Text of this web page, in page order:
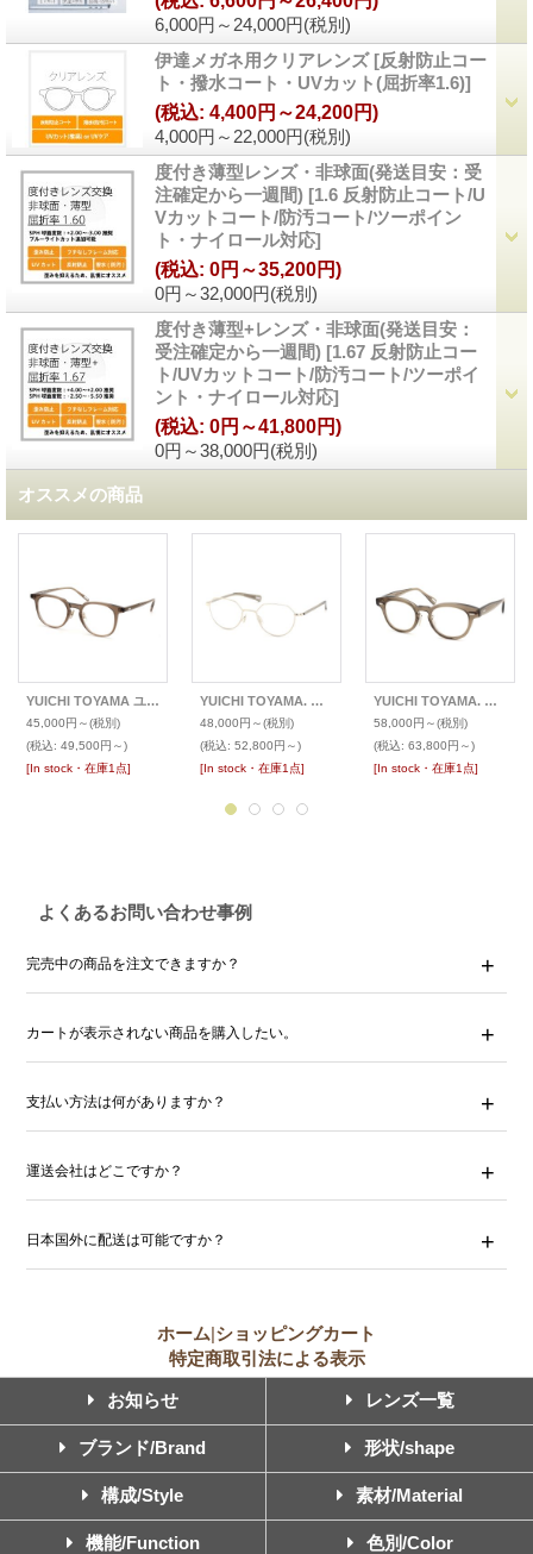
6,000円～24,000円(税別)
伊達メガネ用クリアレンズ [反射防止コー
ト・撥水コート・UVカット(屈折率1.6)]
4,000円～22,000円(税別)
(税込: 4,400円～24,200円)
度付き薄型レンズ・非球面(発送目安：受
注確定から一週間) [1.6 反射防止コート/U
Vカットコート/防汚コート/ツーポイン
ト・ナイロール対応]
0円～32,000円(税別)
(税込: 0円～35,200円)
度付き薄型+レンズ・非球面(発送目安：
受注確定から一週間) [1.67 反射防止コー
ト/UVカットコート/防汚コート/ツーポイ
ント・ナイロール対応]
0円～38,000円(税別)
(税込: 0円～41,800円)
オススメの商品
YUICHI TOYAMA ユウイチ トヤマ メガネ U-115 LAX
45,000円～(税別)
(税込: 49,500円～)
[In stock・在庫1点]
YUICHI TOYAMA. ユウイチ トヤマ メガネ U-178 Harry
48,000円～(税別)
(税込: 52,800円～)
[In stock・在庫1点]
YUICHI TOYAMA. ユウイチ トヤマ メガネ U-128RS IND
58,000円～(税別)
(税込: 63,800円～)
[In stock・在庫1点]
よくあるお問い合わせ事例
完売中の商品を注文できますか？
カートが表示されない商品を購入したい。
支払い方法は何がありますか？
運送会社はどこですか？
日本国外に配送は可能ですか？
ホーム|ショッピングカート
特定商取引法による表示
お知らせ レンズ一覧
ブランド/Brand 形状/shape
構成/Style 素材/Material
機能/Function 色別/Color